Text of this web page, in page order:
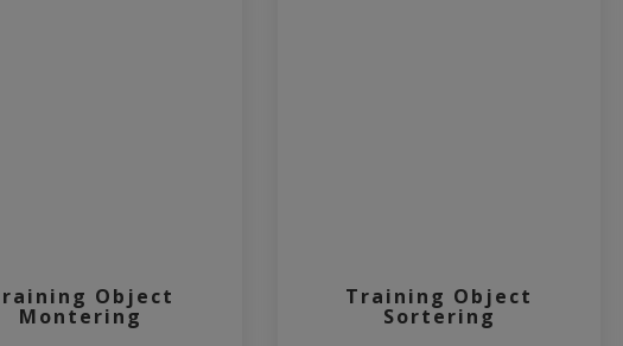
Object
Montering
Training Object
Sortering